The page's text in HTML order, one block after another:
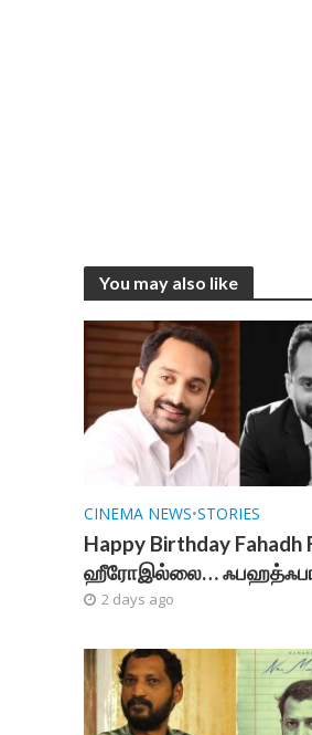
You may also like
CINEMA NEWS•STORIES
Happy Birthday Fahadh
ஹீரோஇல்லை…
2 days ago